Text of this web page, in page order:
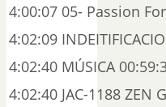
4:00:07 05- Passion
4:02:09
4:02:40 MÚSICA
4:02:40 JAC-1188 ZEN